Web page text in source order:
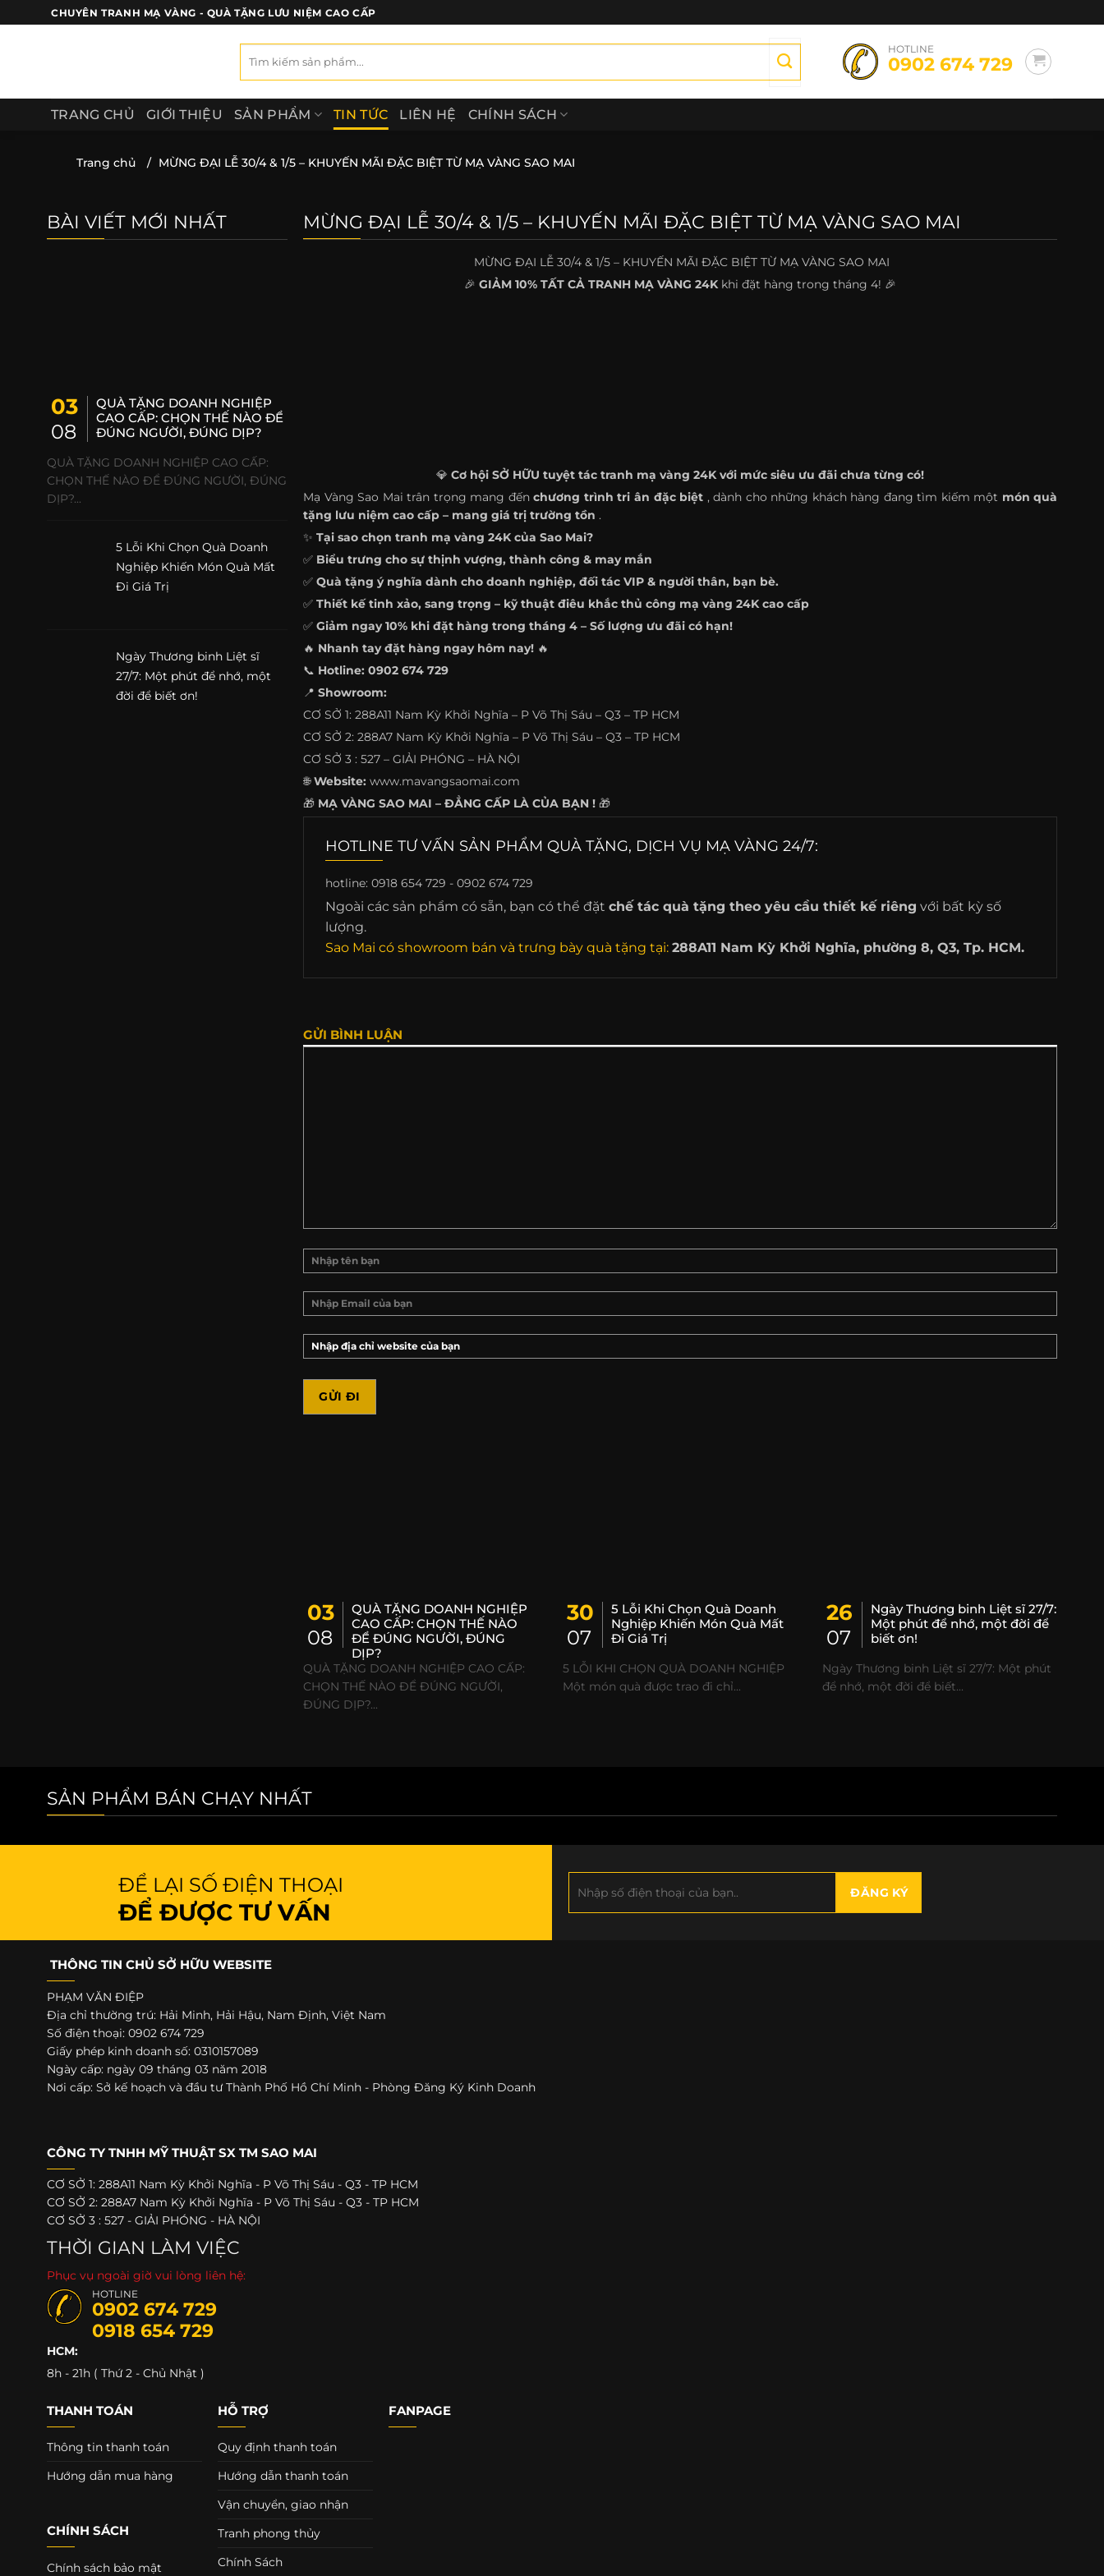
qua
CHUYÊN TRANH MẠ VÀNG - QUÀ TẶNG LƯU NIỆM CAO CẤP
kiếm:
HOTLINE
0902 674 729
TRANG CHỦ GIỚI THIỆU SẢN PHẨM TIN TỨC LIÊN HỆ CHÍNH SÁCH
Trang chủ / MỪNG ĐẠI LỄ 30/4 & 1/5 – KHUYẾN MÃI ĐẶC BIỆT TỪ MẠ VÀNG SAO MAI
BÀI VIẾT MỚI NHẤT
03
08
QUÀ TẶNG DOANH NGHIỆP
CAO CẤP: CHỌN THẾ NÀO ĐỂ
ĐÚNG NGƯỜI, ĐÚNG DỊP?
QUÀ TẶNG DOANH NGHIỆP CAO CẤP:
CHỌN THẾ NÀO ĐỂ ĐÚNG NGƯỜI, ĐÚNG
DỊP?...
5 Lỗi Khi Chọn Quà Doanh
Nghiệp Khiến Món Quà Mất
Đi Giá Trị
Ngày Thương binh Liệt sĩ
27/7: Một phút để nhớ, một
đời để biết ơn!
MỪNG ĐẠI LỄ 30/4 & 1/5 – KHUYẾN MÃI ĐẶC BIỆT TỪ MẠ VÀNG SAO MAI
MỪNG ĐẠI LỄ 30/4 & 1/5 – KHUYẾN MÃI ĐẶC BIỆT TỪ MẠ VÀNG SAO MAI
🎉GIẢM 10% TẤT CẢ TRANH MẠ VÀNG 24K khi đặt hàng trong tháng 4! 🎉
💎Cơ hội SỞ HỮU tuyệt tác tranh mạ vàng 24K với mức siêu ưu đãi chưa từng có!
Mạ Vàng Sao Mai trân trọng mang đếnchương trình tri ân đặc biệt , dành cho những khách hàng đang tìm kiếm một món quà
tặng lưu niệm cao cấp – mang giá trị trường tồn .
✨Tại sao chọn tranh mạ vàng 24K của Sao Mai?
✅ Biểu trưng cho sự thịnh vượng, thành công & may mắn
✅Quà tặng ý nghĩa dành cho doanh nghiệp, đối tác VIP & người thân, bạn bè.
✅Thiết kế tinh xảo, sang trọng – kỹ thuật điêu khắc thủ công mạ vàng 24K cao cấp
✅Giảm ngay 10% khi đặt hàng trong tháng 4 – Số lượng ưu đãi có hạn!
🔥 Nhanh tay đặt hàng ngay hôm nay! 🔥
📞 Hotline: 0902 674 729
📍Showroom:
CƠ SỞ 1: 288A11 Nam Kỳ Khởi Nghĩa – P Võ Thị Sáu – Q3 – TP HCM
CƠ SỞ 2: 288A7 Nam Kỳ Khởi Nghĩa – P Võ Thị Sáu – Q3 – TP HCM
CƠ SỞ 3 : 527 – GIẢI PHÓNG – HÀ NỘI
🌐Website: www.mavangsaomai.com
🎁 MẠ VÀNG SAO MAI – ĐẲNG CẤP LÀ CỦA BẠN ! 🎁
HOTLINE TƯ VẤN SẢN PHẨM QUÀ TẶNG, DỊCH VỤ MẠ VÀNG 24/7:
hotline:0918 654 729 - 0902 674 729
Ngoài các sản phẩm có sẵn, bạn có thể đặtchế tác quà tặng theo yêu cầu thiết kế riêng với bất kỳ số
lượng.
Sao Mai có showroom bán và trưng bày quà tặng tại: 288A11 Nam Kỳ Khởi Nghĩa, phường 8, Q3, Tp. HCM.
GỬI BÌNH LUẬN
03
08
QUÀ TẶNG DOANH NGHIỆP
CAO CẤP: CHỌN THẾ NÀO
ĐỂ ĐÚNG NGƯỜI, ĐÚNG
DỊP?
QUÀ TẶNG DOANH NGHIỆP CAO CẤP:
CHỌN THẾ NÀO ĐỂ ĐÚNG NGƯỜI,
ĐÚNG DỊP?...
30
07
5 Lỗi Khi Chọn Quà Doanh
Nghiệp Khiến Món Quà Mất
Đi Giá Trị
5 LỖI KHI CHỌN QUÀ DOANH NGHIỆP
Một món quà được trao đi chỉ...
26
07
Ngày Thương binh Liệt sĩ 27/7:
Một phút để nhớ, một đời để
biết ơn!
Ngày Thương binh Liệt sĩ 27/7: Một phút
để nhớ, một đời để biết...
SẢN PHẨM BÁN CHẠY NHẤT
ĐỂ LẠI SỐ ĐIỆN THOẠI
ĐỂ ĐƯỢC TƯ VẤN
THÔNG TIN CHỦ SỞ HỮU WEBSITE
PHẠM VĂN ĐIỆP
Địa chỉ thường trú: Hải Minh, Hải Hậu, Nam Định, Việt Nam
Số điện thoại: 0902 674 729
Giấy phép kinh doanh số: 0310157089
Ngày cấp: ngày 09 tháng 03 năm 2018
Nơi cấp: Sở kế hoạch và đầu tư Thành Phố Hồ Chí Minh - Phòng Đăng Ký Kinh Doanh
CÔNG TY TNHH MỸ THUẬT SX TM SAO MAI
CƠ SỞ 1: 288A11 Nam Kỳ Khởi Nghĩa - P Võ Thị Sáu - Q3 - TP HCM
CƠ SỞ 2: 288A7 Nam Kỳ Khởi Nghĩa - P Võ Thị Sáu - Q3 - TP HCM
CƠ SỞ 3 : 527 - GIẢI PHÓNG - HÀ NỘI
THỜI GIAN LÀM VIỆC
Phục vụ ngoài giờ vui lòng liên hệ:
HOTLINE
0902 674 729
0918 654 729
HCM:
8h - 21h ( Thứ 2 - Chủ Nhật )
THANH TOÁN
Thông tin thanh toán
Hướng dẫn mua hàng
CHÍNH SÁCH
Chính sách bảo mật
HỖ TRỢ
Quy định thanh toán
Hướng dẫn thanh toán
Vận chuyển, giao nhận
Tranh phong thủy
Chính Sách
FANPAGE